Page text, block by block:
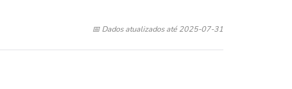
📅 Dados atualizados até 2025-07-31